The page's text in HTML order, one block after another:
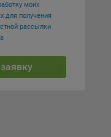
моих
для получения
рассылки